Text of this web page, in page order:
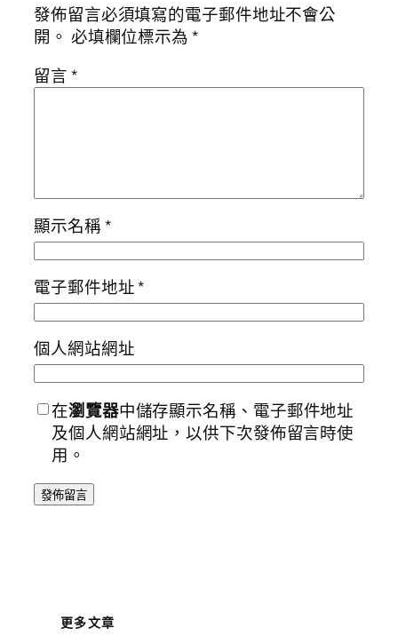
發佈留言必須填寫的電子郵件地址不會公
開。 必填欄位標示為*
留言*
顯示名稱*
電子郵件地址*
個人網站網址
在瀏覽器中儲存顯示名稱、電子郵件地址
及個人網站網址，以供下次發佈留言時使
用。
更多文章